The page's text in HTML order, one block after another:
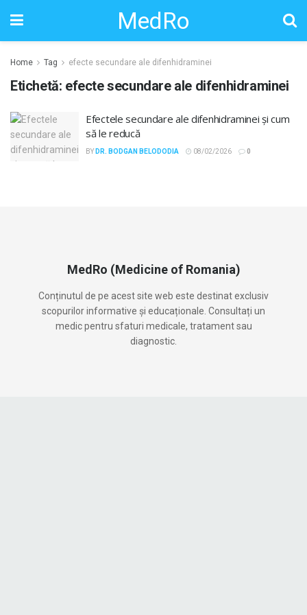
MedRo
Home Tag efecte secundare ale difenhidraminei
Etichetă: efecte secundare ale difenhidraminei
Efectele secundare ale difenhidraminei și cum
să le reducă
BY DR. BODGAN BELODODIA 08/02/2026 0
MedRo (Medicine of Romania)
Conținutul de pe acest site web este destinat exclusiv
scopurilor informative și educaționale. Consultați un
medic pentru sfaturi medicale, tratament sau
diagnostic.